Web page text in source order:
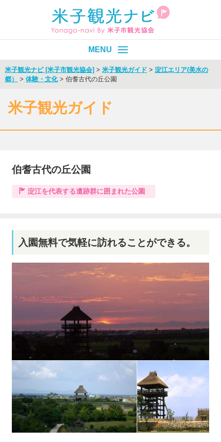
米子観光ナビ [米子市観光協会] > 米子観光ガイド > 淀江エリア(美水の
郷）
> 体験・文化 > 伯耆古代の丘公園
米子観光ガイド
伯耆古代の丘公園
淀江を代表する遺跡群に囲まれた公園
入園無料で気軽に訪れることができる。